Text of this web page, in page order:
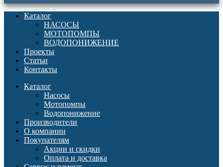
Каталог
НАСОСЫ
МОТОПОМПЫ
ВОДОПОНИЖЕНИЕ
Проекты
Статьи
Контакты
Каталог
Насосы
Мотопомпы
Водопонижение
Производители
О компании
Покупателям
Акции и скидки
Оплата и доставка